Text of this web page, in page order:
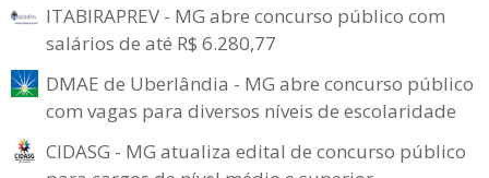
ITABIRAPREV - MG abre concurso público com
salários de até R$ 6.280,77
DMAE de Uberlândia - MG abre concurso público
com vagas para diversos níveis de escolaridade
CIDASG - MG atualiza edital de concurso público